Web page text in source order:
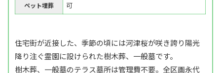
ペット埋葬 可
住宅街が近接した、季節の頃には河津桜が咲き誇り陽光
降り注ぐ霊園に設けられた樹木葬、一般墓です。
樹木葬、一般墓のテラス墓所は管理費不要。全区画永代